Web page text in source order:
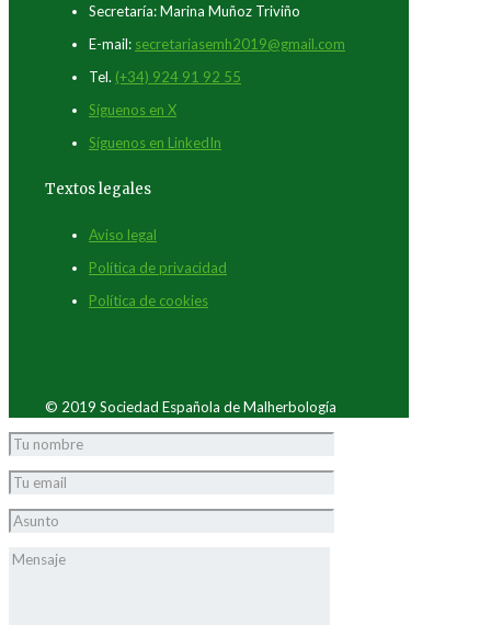
Secretaría: Marina Muñoz Triviño
E-mail: secretariasemh2019@gmail.com
Tel. (+34) 924 91 92 55
Síguenos en X
Síguenos en LinkedIn
Textos legales
Aviso legal
Política de privacidad
Política de cookies
© 2019 Sociedad Española de Malherbología